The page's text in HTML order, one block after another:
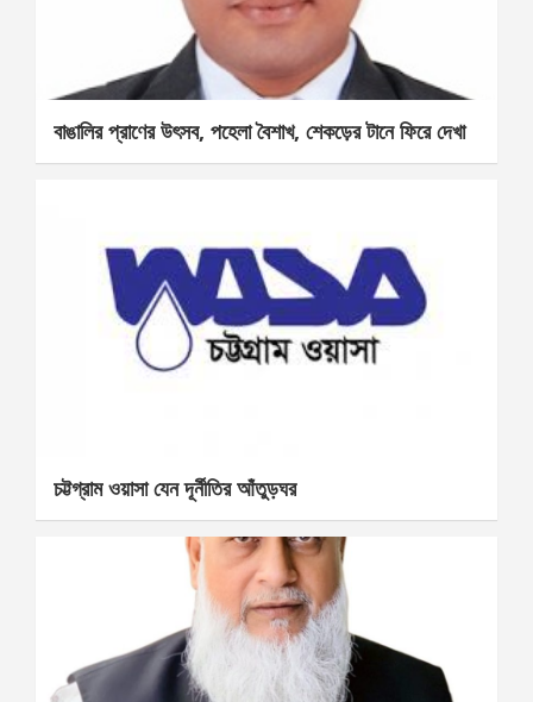
বাঙালির প্রাণের উৎসব, পহেলা বৈশাখ, শেকড়ের টানে ফিরে দেখা
চট্টগ্রাম ওয়াসা যেন দূর্নীতির আঁতুড়ঘর